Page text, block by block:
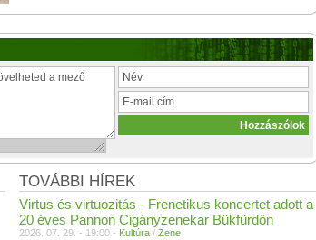
TOVÁBBI HÍREK
Virtus és virtuozitás - Frenetikus koncertet adott a
20 éves Pannon Cigányzenekar Bükfürdőn
2026. 07. 29. - 19:00 - Kultúra / Zene